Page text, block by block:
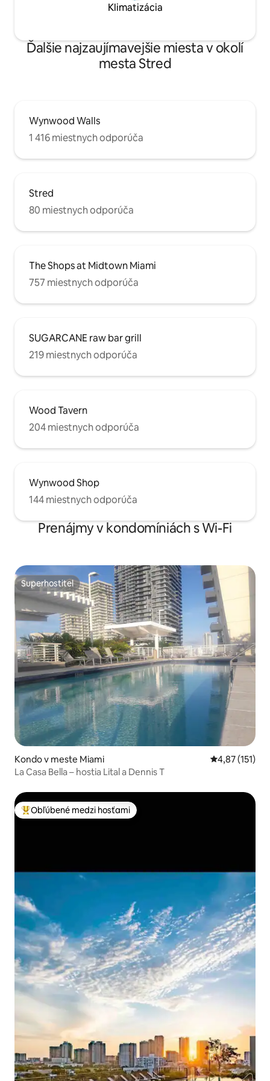
Klimatizácia
Ďalšie najzaujímavejšie miesta v okolí
mesta Stred
Wynwood Walls
1 416 miestnych odporúča
Stred
80 miestnych odporúča
The Shops at Midtown Miami
757 miestnych odporúča
SUGARCANE raw bar grill
219 miestnych odporúča
Wood Tavern
204 miestnych odporúča
Wynwood Shop
144 miestnych odporúča
Prenájmy v kondomíniách s Wi-Fi
Superhostiteľ
Superhostiteľ
Kondo v meste Miami Priemerné
4,87 (151)
La Casa Bella – hostia Lital a Dennis T
Najobľúbenejšie medzi hosťami
Obľúbené medzi hosťami